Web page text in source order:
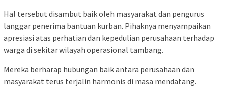
Hal tersebut disambut baik oleh masyarakat dan pengurus
langgar penerima bantuan kurban. Pihaknya menyampaikan
apresiasi atas perhatian dan kepedulian perusahaan terhadap
warga di sekitar wilayah operasional tambang.
Mereka berharap hubungan baik antara perusahaan dan
masyarakat terus terjalin harmonis di masa mendatang.